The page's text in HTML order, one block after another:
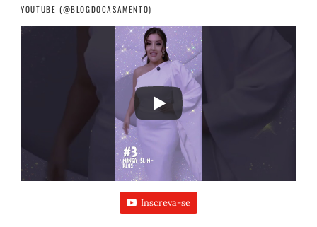
YOUTUBE (@BLOGDOCASAMENTO)
Inscreva-se